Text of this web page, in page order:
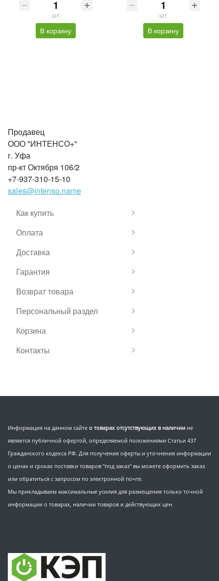
шт
В корзину
шт
В корзину
Продавец
ООО "ИНТЕНСО+"
г. Уфа
пр-кт Октября 106/2
+7-937-310-15-10
sales@intenso.name
Как купить
Оплата
Доставка
Гарантия
Возврат товара
Персональный раздел
Корзина
Контакты
Информация на данном сайте о товарах отсутствующих в наличии не
является публичной офертой, определяемой положениями Статьи 437
Гражданского кодекса РФ. Для получения оферты и уточнения информации
о ценах и сроках поставки товаров "под заказ" вы можете оформить заказ
или обратиться с запросом по электронной почте.
Мы прикладываем максимальные усилия для размещения только точной
информации о товарах, наличии товаров и действующих цен.